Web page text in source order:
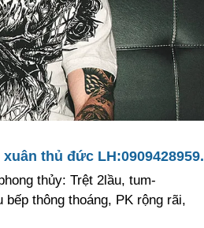
thủ đức LH:0909428959.
thủy: Trệt 2lầu, tum-
thông thoáng, PK rộng rãi,